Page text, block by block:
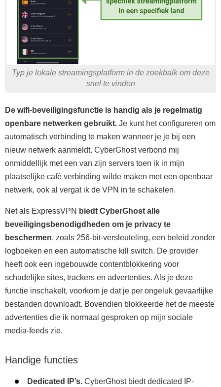
Typ je lokale streamingsplatform in de zoekbalk om deze
snel te vinden
De wifi-beveiligingsfunctie is handig als je regelmatig
openbare netwerken gebruikt. Je kunt het configureren om
automatisch verbinding te maken wanneer je je bij een
nieuw netwerk aanmeldt. CyberGhost verbond mij
onmiddellijk met een van zijn servers toen ik in mijn
plaatselijke café verbinding wilde maken met een openbaar
netwerk, ook al vergat ik de VPN in te schakelen.
Net als ExpressVPN biedt CyberGhost alle
beveiligingsbenodigdheden om je privacy te
beschermen, zoals 256-bit-versleuteling, een beleid zonder
logboeken en een automatische kill switch. De provider
heeft ook een ingebouwde contentblokkering voor
schadelijke sites, trackers en advertenties. Als je deze
functie inschakelt, voorkom je dat je per ongeluk gevaarlijke
bestanden downloadt. Bovendien blokkeerde het de meeste
advertenties die ik normaal gesproken op mijn sociale
media-feeds zie.
Handige functies
Dedicated IP’s. CyberGhost biedt dedicated IP-